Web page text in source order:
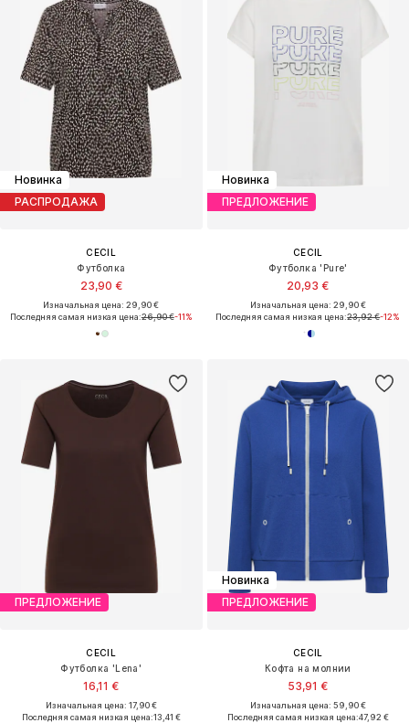
Новинка
РАСПРОДАЖА
CECIL
Футболка
23,90 €
Изначальная цена: 29,90 €
Последняя самая низкая цена:26,90 €-11%
Новинка
ПРЕДЛОЖЕНИЕ
CECIL
Футболка 'Pure'
20,93 €
Изначальная цена: 29,90 €
Последняя самая низкая цена:23,92 €-12%
ПРЕДЛОЖЕНИЕ
CECIL
Футболка 'Lena'
16,11 €
Изначальная цена: 17,90 €
Последняя самая низкая цена:13,41 €
Новинка
ПРЕДЛОЖЕНИЕ
CECIL
Кофта на молнии
53,91 €
Изначальная цена: 59,90 €
Последняя самая низкая цена:47,92 €